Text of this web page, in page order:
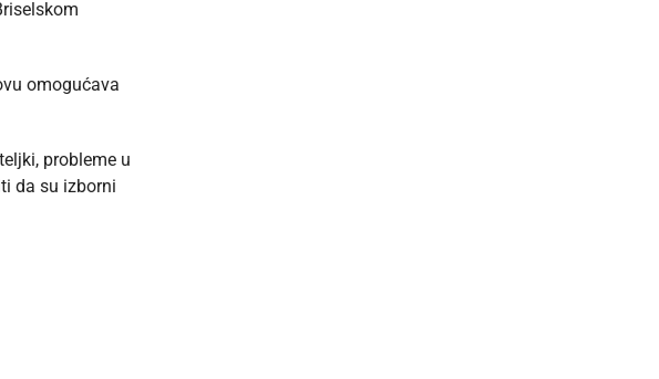
omogućava
probleme u
da su izborni